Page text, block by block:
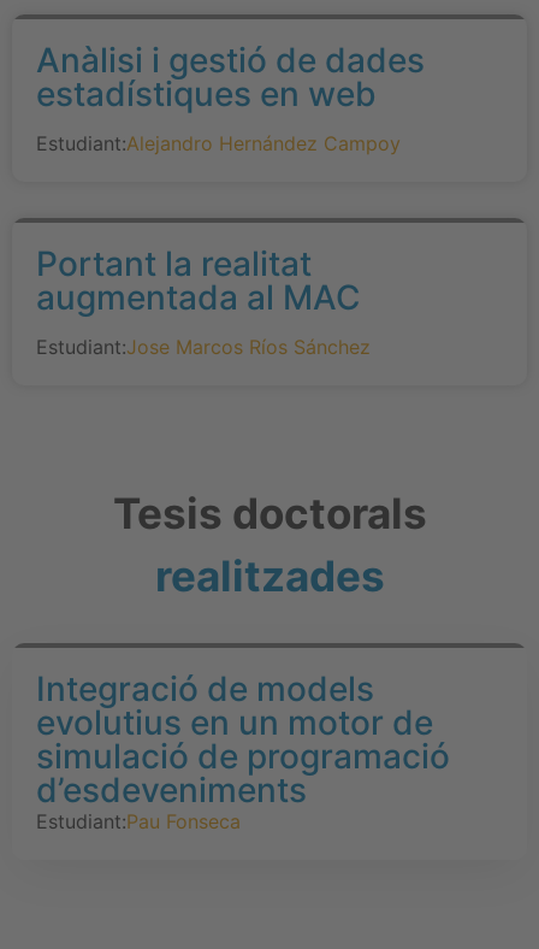
Anàlisi i gestió de dades
estadístiques en web
Estudiant:Alejandro Hernández Campoy
Portant la realitat
augmentada al MAC
Estudiant:Jose Marcos Ríos Sánchez
Tesis doctorals
realitzades
Integració de models
evolutius en un motor de
simulació de programació
d’esdeveniments
Estudiant:Pau Fonseca